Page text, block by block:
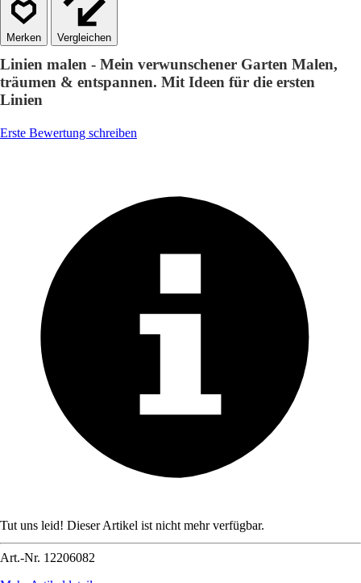
Vergleichen
Linien malen - Mein verwunschener Garten Malen,
träumen & entspannen. Mit Ideen für die ersten
Linien
Erste Bewertung schreiben
Tut uns leid! Dieser Artikel ist nicht mehr verfügbar.
Art.-Nr. 12206082